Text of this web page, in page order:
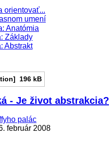
orientovať...
umení
Anatómia
Základy
Abstrakt
196 kB
- Je život abstrakcia?
palác
február 2008